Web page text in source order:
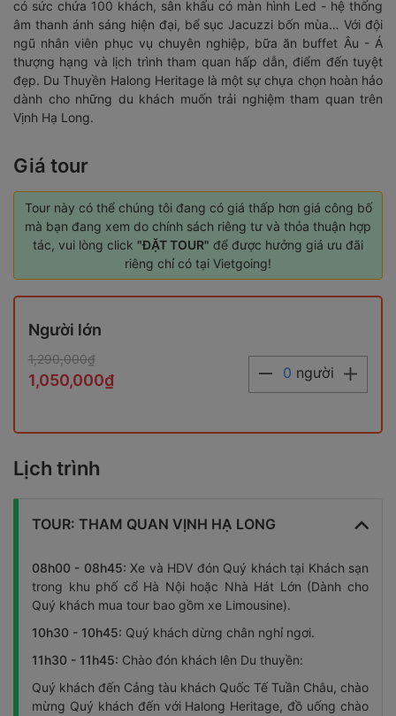
có sức chứa 100 khách, sân khấu có màn hình Led - hệ thống
âm thanh ánh sáng hiện đại, bể sục Jacuzzi bốn mùa… Với đội
ngũ nhân viên phục vụ chuyên nghiệp, bữa ăn buffet Âu - Á
thượng hạng và lịch trình tham quan hấp dẫn, điểm đến tuyệt
đẹp. Du Thuyền Halong Heritage là một sự chựa chọn hoàn hảo
dành cho những du khách muốn trải nghiệm tham quan trên
Vịnh Hạ Long.
Giá tour
Tour này có thể chúng tôi đang có giá thấp hơn giá công bố
mà bạn đang xem do chính sách riêng tư và thỏa thuận hợp
tác, vui lòng click "ĐẶT TOUR" để được hưởng giá ưu đãi
riêng chỉ có tại Vietgoing!
Người lớn
1,290,000₫
1,050,000₫ 0 người
Lịch trình
TOUR: THAM QUAN VỊNH HẠ LONG
08h00 - 08h45: Xe và HDV đón Quý khách tại Khách sạn
trong khu phố cổ Hà Nội hoặc Nhà Hát Lớn (Dành cho
Quý khách mua tour bao gồm xe Limousine).
10h30 - 10h45: Quý khách dừng chân nghỉ ngơi.
11h30 - 11h45: Chào đón khách lên Du thuyền:
Quý khách đến Cảng tàu khách Quốc Tế Tuần Châu, chào
mừng Quý khách đến với Halong Heritage, đồ uống chào